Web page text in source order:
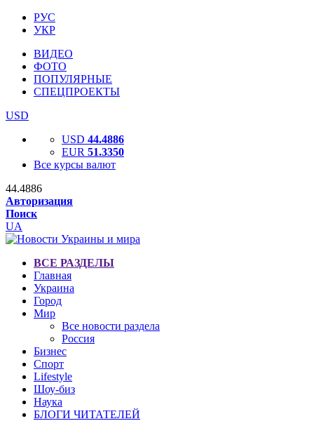
РУС
УКР
ВИДЕО
ФОТО
ПОПУЛЯРНЫЕ
СПЕЦПРОЕКТЫ
USD
USD 44.4886
EUR 51.3350
Все курсы валют
44.4886
Авторизация
Поиск
UA
ВСЕ РАЗДЕЛЫ
Главная
Украина
Город
Мир
Все новости раздела
Россия
Бизнес
Спорт
Lifestyle
Шоу-биз
Наука
БЛОГИ ЧИТАТЕЛЕЙ